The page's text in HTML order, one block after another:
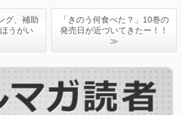
グ、補助
うがい
「きのう何食べた？」10巻の
発売日が近づいてきたー！！
≫